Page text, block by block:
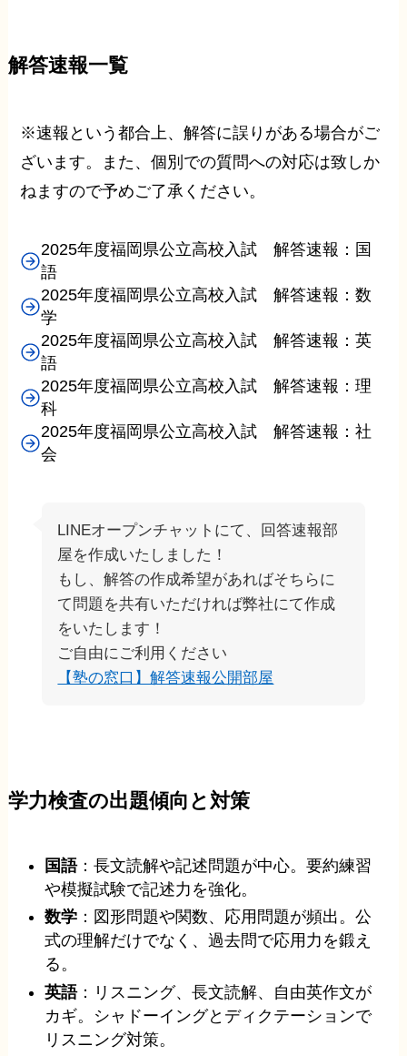
解答速報一覧
※速報という都合上、解答に誤りがある場合がご
ざいます。また、個別での質問への対応は致しか
ねますので予めご了承ください。
2025年度福岡県公立高校入試 解答速報：国
語
2025年度福岡県公立高校入試 解答速報：数
学
2025年度福岡県公立高校入試 解答速報：英
語
2025年度福岡県公立高校入試 解答速報：理
科
2025年度福岡県公立高校入試 解答速報：社
会
LINEオープンチャットにて、回答速報部
屋を作成いたしました！
もし、解答の作成希望があればそちらに
て問題を共有いただければ弊社にて作成
をいたします！
ご自由にご利用ください
【塾の窓口】解答速報公開部屋
学力検査の出題傾向と対策
国語：長文読解や記述問題が中心。要約練習
や模擬試験で記述力を強化。
数学 ：図形問題や関数、応用問題が頻出。公
式の理解だけでなく、過去問で応用力を鍛え
る。
英語：リスニング、長文読解、自由英作文が
カギ。シャドーイングとディクテーションで
リスニング対策。